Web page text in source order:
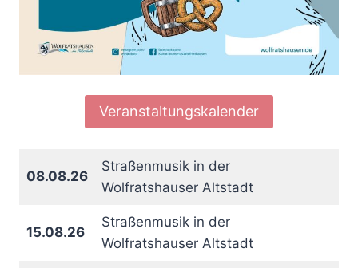
Veranstaltungskalender
08.08.26
Straßenmusik in der
Wolfratshauser Altstadt
15.08.26
Straßenmusik in der
Wolfratshauser Altstadt